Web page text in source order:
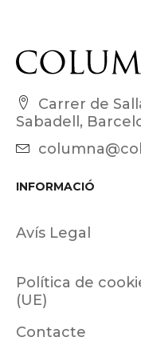
Carrer de
Sabadell,
INFORMACIÓ
Avís Legal
Política de
(UE)
Contacte